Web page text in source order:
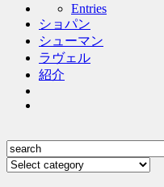
Entries
ショパン
シューマン
ラヴェル
紹介